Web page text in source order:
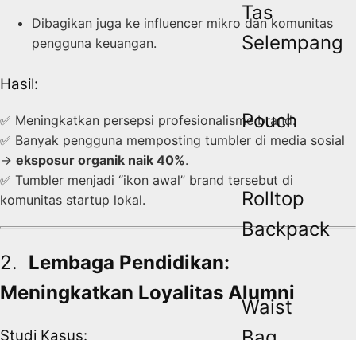
Tas
Selempang
Pouch
Rolltop
Backpack
Waist
Dibagikan juga ke influencer mikro dan komunitas
pengguna keuangan.
Hasil:
✅ Meningkatkan persepsi profesionalisme brand.
✅ Banyak pengguna memposting tumbler di media sosial
→ eksposur organik naik 40%.
✅ Tumbler menjadi “ikon awal” brand tersebut di
komunitas startup lokal.
2. ‍ Lembaga Pendidikan:
Meningkatkan Loyalitas Alumni
Studi Kasus: